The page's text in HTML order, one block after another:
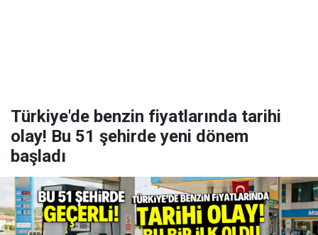
Türkiye'de benzin fiyatlarında tarihi
olay! Bu 51 şehirde yeni dönem
başladı